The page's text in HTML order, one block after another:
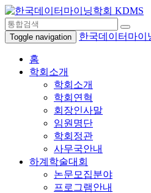
Toggle navigation 한국데이터마이
홈
학회소개
학회소개
학회연혁
회장인사말
임원명단
학회정관
사무국안내
하계학술대회
논문모집분야
프로그램안내